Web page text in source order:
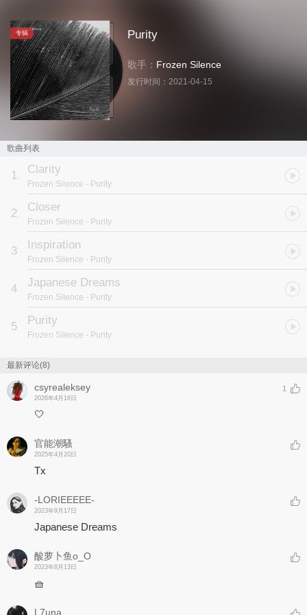
专辑 Purity
歌手： Frozen Silence
发行时间： 2021-04-15
歌曲列表
1 Clarity
Frozen Silence - Purity
2 Closer
Frozen Silence - Purity
3 Inspiration
Frozen Silence - Purity
4 Japanese Dreams
Frozen Silence - Purity
5 Purity
Frozen Silence - Purity
最新评论(8)
csyrealeksey
2026年4月16日
1
🤍
官能潮騷
2025年4月20日
Tx
-LORIEEEEE-
2023年9月17日
Japanese Dreams
酸萝卜鱼o_O
2023年8月13日
🧺
L7una